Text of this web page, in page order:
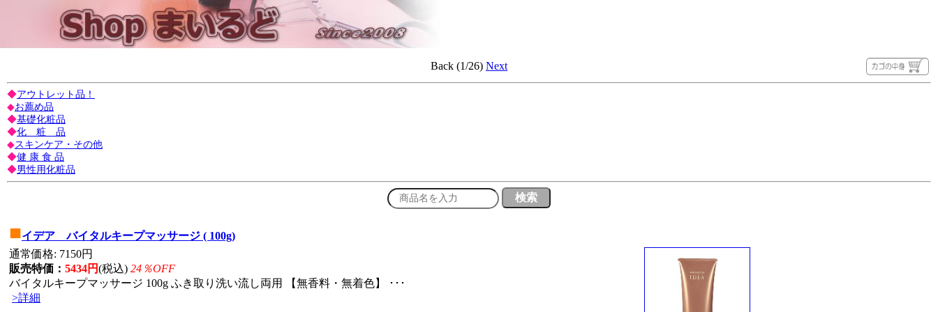
Back (1/26) Next
◆アウトレット品！
◆お薦め品
◆基礎化粧品
◆化 粧 品
◆スキンケア・その他
◆健 康 食 品
◆男性用化粧品
■イデア バイタルキープマッサージ ( 100g)
通常価格: 7150円
販売特価： 5434円(税込) 24％OFF
バイタルキープマッサージ 100g ふき取り洗い流し両用 【無香料・無着色】 ･･･
>詳細